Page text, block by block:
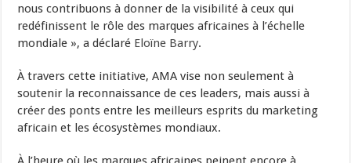
nous contribuons à donner de la visibilité à ceux qui
redéfinissent le rôle des marques africaines à l’échelle
mondiale », a déclaré Eloïne Barry.
À travers cette initiative, AMA vise non seulement à
soutenir la reconnaissance de ces leaders, mais aussi à
créer des ponts entre les meilleurs esprits du marketing
africain et les écosystèmes mondiaux.